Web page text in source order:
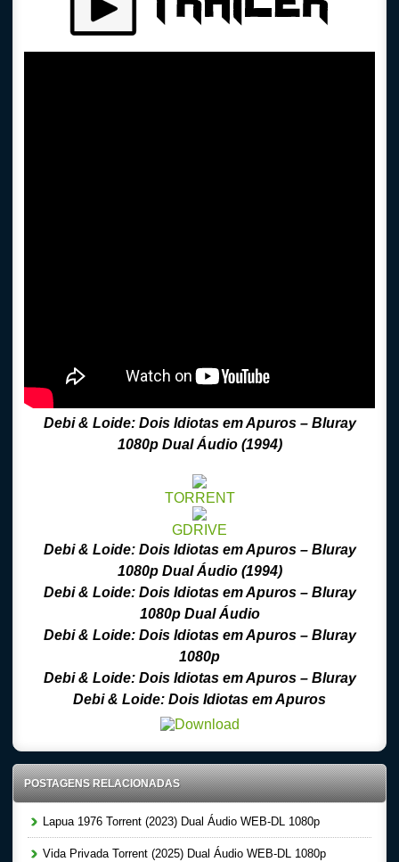
Debi & Loide: Dois Idiotas em Apuros– Bluray
1080p Dual Áudio (1994)
TORRENT
GDRIVE
Debi & Loide: Dois Idiotas em Apuros– Bluray
1080p Dual Áudio (1994)
Debi & Loide: Dois Idiotas em Apuros– Bluray
1080p Dual Áudio
Debi & Loide: Dois Idiotas em Apuros– Bluray
1080p
Debi & Loide: Dois Idiotas em Apuros– Bluray
Debi & Loide: Dois Idiotas em Apuros
POSTAGENS RELACIONADAS
Lapua 1976 Torrent (2023) Dual Áudio WEB-DL 1080p
Vida Privada Torrent (2025) Dual Áudio WEB-DL 1080p